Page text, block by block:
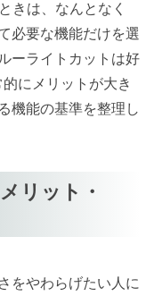
きは、なんとなく
必要な機能だけを選
ーライトカットは好
にメリットが大き
機能の基準を整理し
リット・
をやわらげたい人に